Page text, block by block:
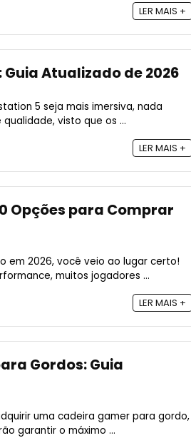
LER MAIS +
Guia Atualizado de 2026
5 seja mais imersiva, nada
visto que os ...
LER MAIS +
Opções para Comprar
em 2026, você veio ao lugar certo!
muitos jogadores ...
LER MAIS +
Gordos: Guia
uma cadeira gamer para gordo,
garantir o máximo ...